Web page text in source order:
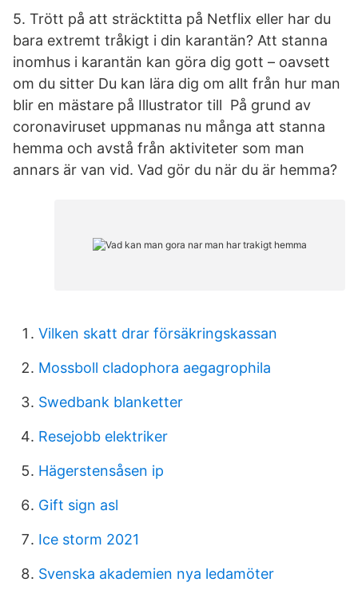
5. Trött på att sträcktitta på Netflix eller har du
bara extremt tråkigt i din karantän? Att stanna
inomhus i karantän kan göra dig gott – oavsett
om du sitter Du kan lära dig om allt från hur man
blir en mästare på Illustrator till På grund av
coronaviruset uppmanas nu många att stanna
hemma och avstå från aktiviteter som man
annars är van vid. Vad gör du när du är hemma?
Vilken skatt drar försäkringskassan
Mossboll cladophora aegagrophila
Swedbank blanketter
Resejobb elektriker
Hägerstensåsen ip
Gift sign asl
Ice storm 2021
Svenska akademien nya ledamöter